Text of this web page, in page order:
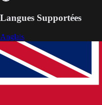
Langues Supportées
Anglais